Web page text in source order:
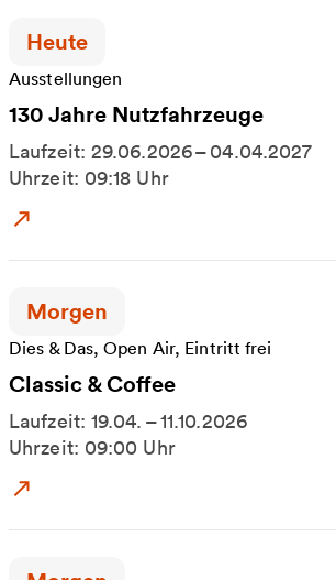
Zeitpunkt der Veranstaltung:
Heute
Ausstellungen
130 Jahre Nutzfahrzeuge
Laufzeit: 29.06.2026 – 04.04.2027
Uhrzeit: 09:18 Uhr
Zum Event: 130 Jahre
Zeitpunkt der Veranstaltung:
Morgen
Dies & Das, Open Air, Eintritt frei
Classic & Coffee
Laufzeit: 19.04. – 11.10.2026
Uhrzeit: 09:00 Uhr
Zum Event: Classic & Coffee